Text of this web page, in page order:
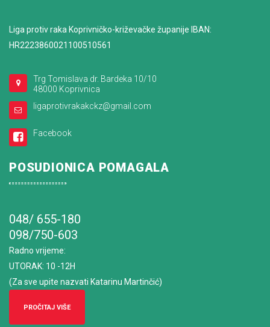
Liga protiv raka Koprivničko-križevačke županije IBAN:
HR2223860021100510561
Trg Tomislava dr. Bardeka 10/10
48000 Koprivnica
ligaprotivrakakckz@gmail.com
Facebook
POSUDIONICA POMAGALA
048/ 655-180
098/750-603
Radno vrijeme:
UTORAK: 10 -12H
(Za sve upite nazvati Katarinu Martinčić)
PROČITAJ VIŠE